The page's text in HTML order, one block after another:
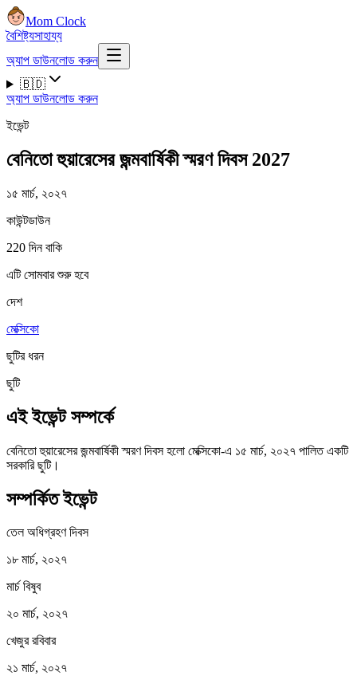
Mom Clock
বৈশিষ্ট্যসাহায্য
অ্যাপ ডাউনলোড করুন
🇧🇩
অ্যাপ ডাউনলোড করুন
ইভেন্ট
বেনিতো হুয়ারেসের জন্মবার্ষিকী স্মরণ দিবস 2027
১৫ মার্চ, ২০২৭
কাউন্টডাউন
220 দিন বাকি
এটি সোমবার শুরু হবে
দেশ
মেক্সিকো
ছুটির ধরন
ছুটি
এই ইভেন্ট সম্পর্কে
বেনিতো হুয়ারেসের জন্মবার্ষিকী স্মরণ দিবস হলো মেক্সিকো-এ ১৫ মার্চ, ২০২৭ পালিত একটি
সরকারি ছুটি।
সম্পর্কিত ইভেন্ট
তেল অধিগ্রহণ দিবস
১৮ মার্চ, ২০২৭
মার্চ বিষুব
২০ মার্চ, ২০২৭
খেজুর রবিবার
২১ মার্চ, ২০২৭